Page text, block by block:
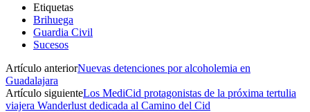
Etiquetas
Brihuega
Guardia Civil
Sucesos
Artículo anteriorNuevas detenciones por alcoholemia en
Guadalajara
Artículo siguienteLos MediCid protagonistas de la próxima tertulia
viajera Wanderlust dedicada al Camino del Cid